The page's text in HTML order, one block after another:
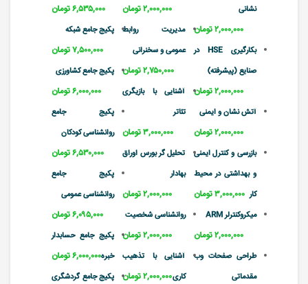
نشانی
۲,۰۰۰,۰۰۰ تومان
بکارگیری HSE در
صنایع (پیشرفته)
۲,۰۰۰,۰۰۰ تومان
آتش نشان و ایمنی
۲,۰۰۰,۰۰۰ تومان
بازرسی و کنترل ایمنی
و بهداشتی در محیط
کار ۳,۰۰۰,۰۰۰ تومان
میکروکنترلر ARM
۲,۰۰۰,۰۰۰ تومان
طراحی صفحات وب
مقدماتی
۲,۰۰۰,۰۰۰ تومان
مدیریت روابط
عمومی و سخنرانی
۲,۷۵۰,۰۰۰ تومان
آشنایی با بازیگری
تئاتر
۳,۰۰۰,۰۰۰ تومان
تحلیل گر بورس اوراق
بهادار
۲,۰۰۰,۰۰۰ تومان
روانشناسی شخصیت
۲,۰۰۰,۰۰۰ تومان
آشنایی با تذهیب
کاری۲,۰۰۰,۰۰۰ تومان
۶,۵۳۵,۰۰۰ تومان
پکیج جامع شبکه
۷,۵۰۰,۰۰۰ تومان
پکیج جامع کشاورزی
۶,۰۰۰,۰۰۰ تومان
پکیج جامع
روانشناسی کودکان
۶,۵۳۰,۰۰۰ تومان
پکیج جامع
روانشناسی عمومی
۶,۰۹۵,۰۰۰ تومان
پکیج جامع حسابدار
خبره۶,۰۰۰,۰۰۰ تومان
پکیج جامع گردشگری